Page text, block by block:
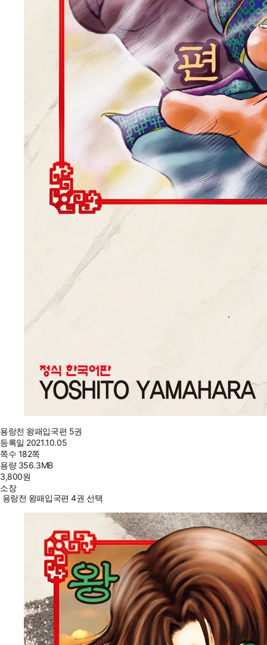
용랑전 왕패입국편 5권
등록일 2021.10.05
쪽수 182쪽
용량 356.3MB
3,800원
소장
용랑전 왕패입국편 4권 선택